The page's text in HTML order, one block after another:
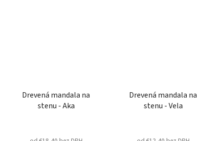
Drevená mandala na
stenu - Aka
Drevená mandala na
stenu - Vela